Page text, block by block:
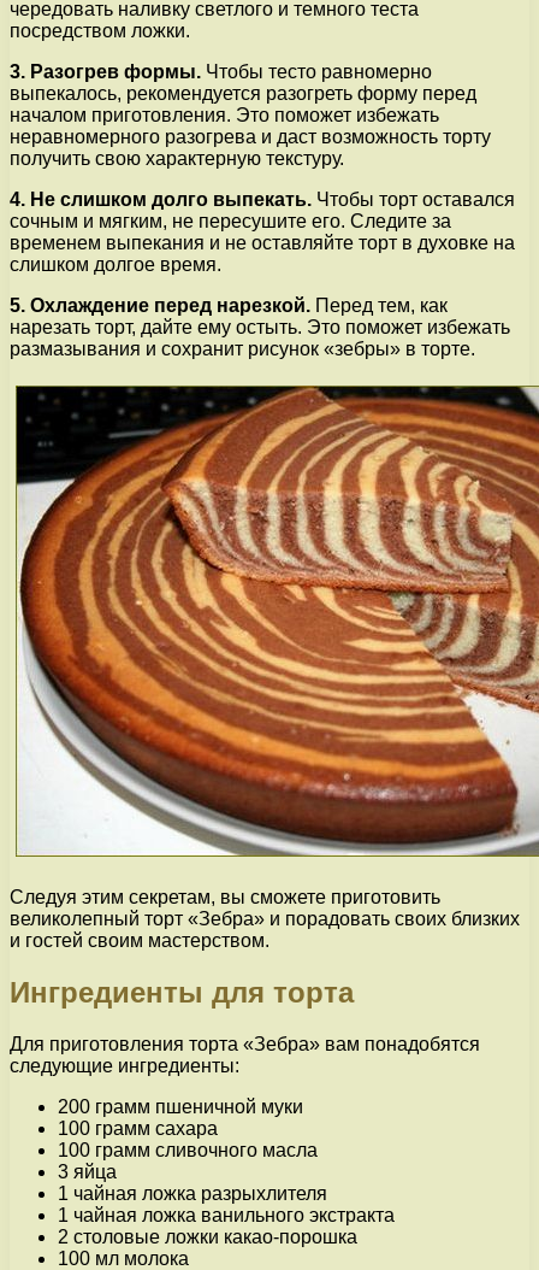
чередовать наливку светлого и темного теста
посредством ложки.
3. Разогрев формы. Чтобы тесто равномерно
выпекалось, рекомендуется разогреть форму перед
началом приготовления. Это поможет избежать
неравномерного разогрева и даст возможность торту
получить свою характерную текстуру.
4. Не слишком долго выпекать. Чтобы торт оставался
сочным и мягким, не пересушите его. Следите за
временем выпекания и не оставляйте торт в духовке на
слишком долгое время.
5. Охлаждение перед нарезкой. Перед тем, как
нарезать торт, дайте ему остыть. Это поможет избежать
размазывания и сохранит рисунок «зебры» в торте.
Следуя этим секретам, вы сможете приготовить
великолепный торт «Зебра» и порадовать своих близких
и гостей своим мастерством.
Ингредиенты для торта
Для приготовления торта «Зебра» вам понадобятся
следующие ингредиенты:
200 грамм пшеничной муки
100 грамм сахара
100 грамм сливочного масла
3 яйца
1 чайная ложка разрыхлителя
1 чайная ложка ванильного экстракта
2 столовые ложки какао-порошка
100 мл молока